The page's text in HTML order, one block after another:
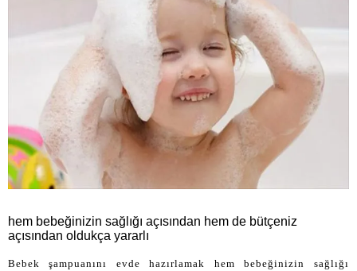
hem bebeğinizin sağlığı açısından hem de bütçeniz
açısından oldukça yararlı
Bebek şampuanını evde hazırlamak hem bebeğinizin sağlığı